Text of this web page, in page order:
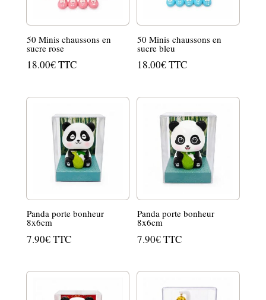
50 Minis chaussons en
sucre rose
18.00€TTC
50 Minis chaussons en
sucre bleu
18.00€TTC
Panda porte bonheur
8x6cm
7.90€TTC
Panda porte bonheur
8x6cm
7.90€TTC